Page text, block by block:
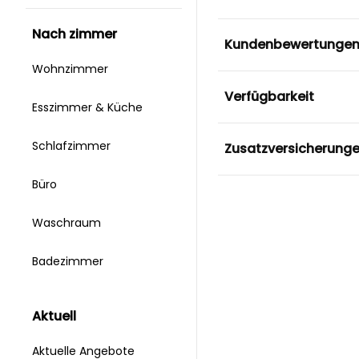
nach zimmer
Wohnzimmer
Esszimmer & Küche
Schlafzimmer
Büro
Waschraum
Badezimmer
aktuell
Aktuelle Angebote
Kundenbewertungen
Verfügbarkeit